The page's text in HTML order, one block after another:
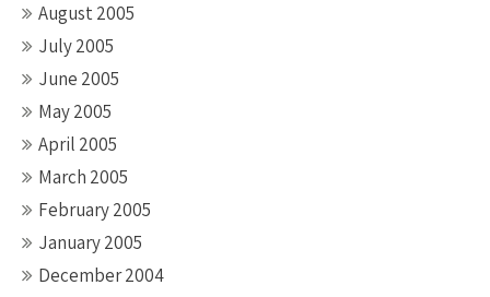
August 2005
July 2005
June 2005
May 2005
April 2005
March 2005
February 2005
January 2005
December 2004